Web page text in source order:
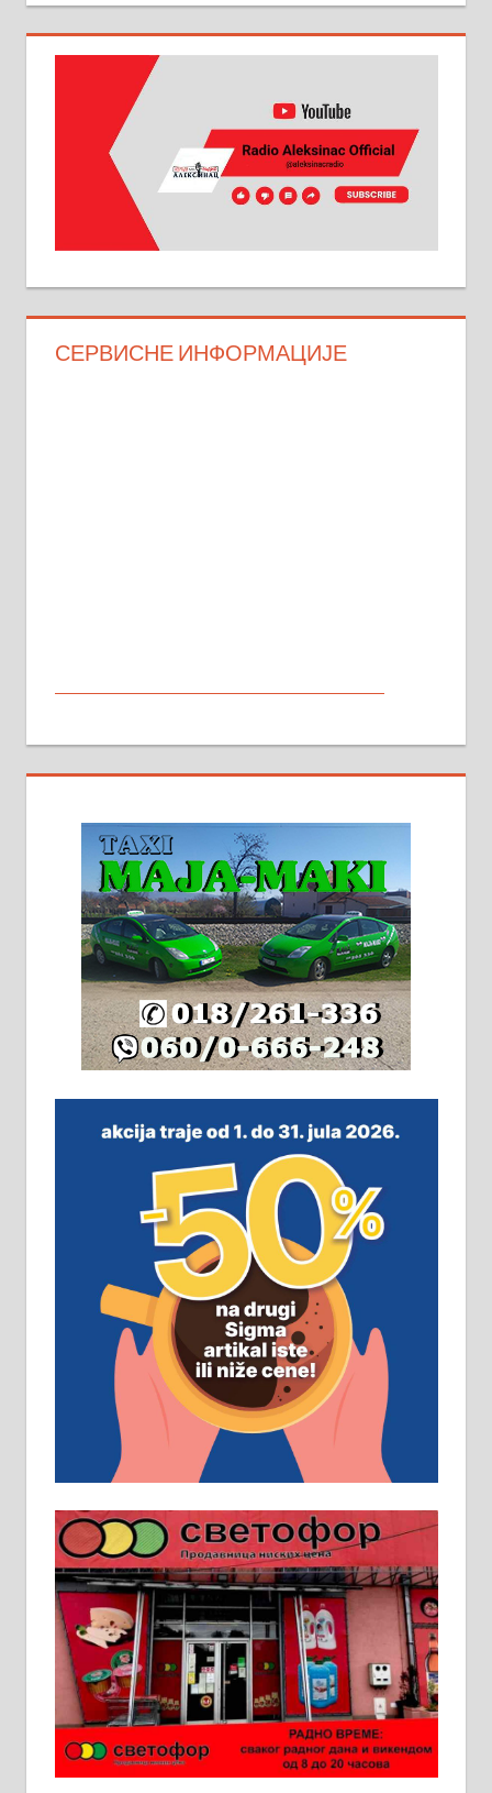
СЕРВИСНЕ ИНФОРМАЦИЈЕ
стамбене целине једна уз другу.
2х150м2, две гараже, централно
грејање на гас и дрва. Две
адресе. 063/71-74-023
Издајем комплетно опремљену
халу на Житковачком путу, на
плацу површине око 7 ари.
064/321-80-51; 063/102-35-25
м2 са плацем од 8 ари у Зеленом
виру у Алексинцу. Могућа
замена. 064/21-63-584
ПОСЛОВНИ ОГЛАСИ
Рудник и флотација Рудник
д.о.о. Рудник запошљава 20
помоћника рудара. Услови:
Основна школа, пожељно радно
искуство на истим и сличним
пословима, али не и неопходан
услов. Обезбеђен смештај,
превоз, исхрана. 032/57-41-122 –
локал 22
Пружам услуге завршних радова
у грађевини, хидроизолације и
молерских радова. 061/25-28-058
Ало таксију потребан возач са Б
категоријом. 064/02-85-511
Потребна два радника за рад на
стоваришту „Липа промет” у